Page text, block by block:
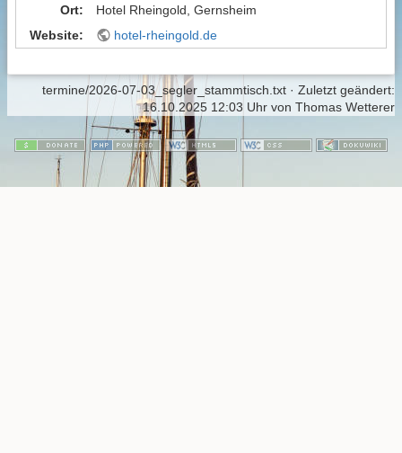
Ort
Hotel Rheingold, Gernsheim
Website
hotel-rheingold.de
termine/2026-07-03_segler_stammtisch.txt · Zuletzt geändert:
16.10.2025 12:03 Uhr von Thomas Wetterer